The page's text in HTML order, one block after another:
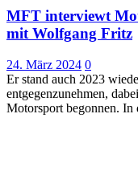
MFT interviewt
mit Wolfgang Fritz
24. März 2024 0
Er stand auch 2023
entgegenzunehmen,
Motorsport begonnen. In